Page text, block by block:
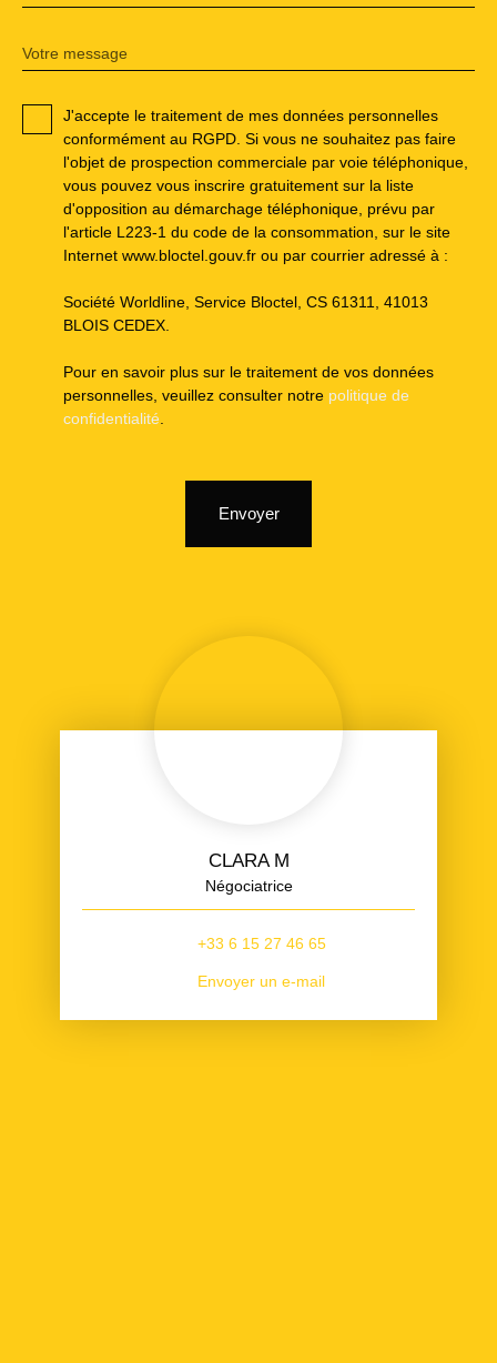
Votre message
J'accepte le traitement de mes données personnelles
conformément au RGPD. Si vous ne souhaitez pas faire
l'objet de prospection commerciale par voie téléphonique,
vous pouvez vous inscrire gratuitement sur la liste
d'opposition au démarchage téléphonique, prévu par
l'article L223-1 du code de la consommation, sur le site
Internet www.bloctel.gouv.fr ou par courrier adressé à :
Société Worldline, Service Bloctel, CS 61311, 41013
BLOIS CEDEX.
Pour en savoir plus sur le traitement de vos données
personnelles, veuillez consulter notre politique de
confidentialité
Envoyer
CLARA M
Négociatrice
+33 6 15 27 46 65
Envoyer un e-mail